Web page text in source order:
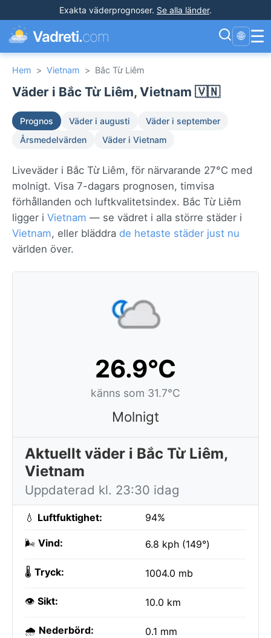
Exakta väderprognoser. Se alla länder.
Vadreti.com 🌐 ☰
Hem > Vietnam > Bắc Từ Liêm
Väder i Bắc Từ Liêm, Vietnam 🇻🇳
Prognos Väder i augusti
Väder i september
Årsmedelvärden
Väder i Vietnam
Liveväder i Bắc Từ Liêm, för närvarande 27°C med
molnigt. Visa 7-dagars prognosen, timvisa
förhållanden och luftkvalitetsindex. Bắc Từ Liêm
ligger i Vietnam — se vädret i alla större städer i
Vietnam, eller bläddra de hetaste städer just nu
världen över.
26.9°C
känns som 31.7°C
Molnigt
Aktuellt väder i Bắc Từ Liêm,
Vietnam
Uppdaterad kl. 23:30 idag
💧 Luftfuktighet: 94%
🌬️ Vind: 6.8 kph (149°)
🌡️ Tryck: 1004.0 mb
👁️ Sikt: 10.0 km
🌧️ Nederbörd: 0.1 mm